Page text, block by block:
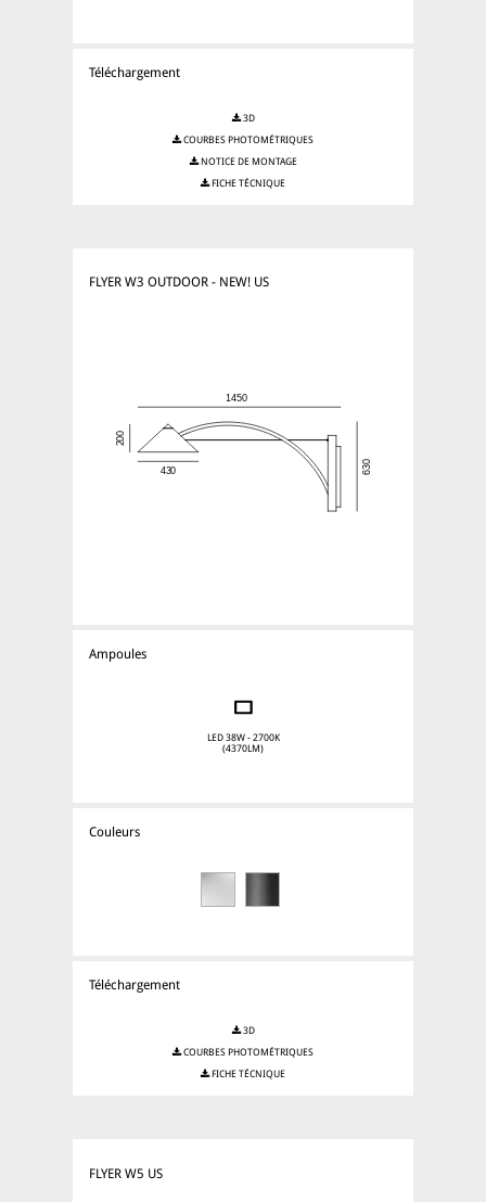
Téléchargement
3D
COURBES PHOTOMÉTRIQUES
NOTICE DE MONTAGE
FICHE TÉCNIQUE
FLYER W3 OUTDOOR - NEW! US
Ampoules
LED 38W - 2700K
(4370LM)
Couleurs
Téléchargement
3D
COURBES PHOTOMÉTRIQUES
FICHE TÉCNIQUE
FLYER W5 US